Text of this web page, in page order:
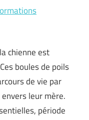
chienne est
boules de poils
de vie par
leur mère.
période